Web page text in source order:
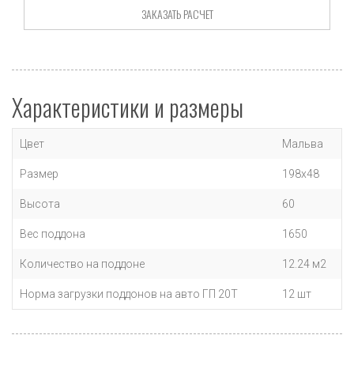
ЗАКАЗАТЬ РАСЧЕТ
Характеристики и размеры
Цвет Мальва
Размер 198х48
Высота 60
Вес поддона 1650
Количество на поддоне 12.24 м2
Норма загрузки поддонов на авто ГП 20Т 12 шт